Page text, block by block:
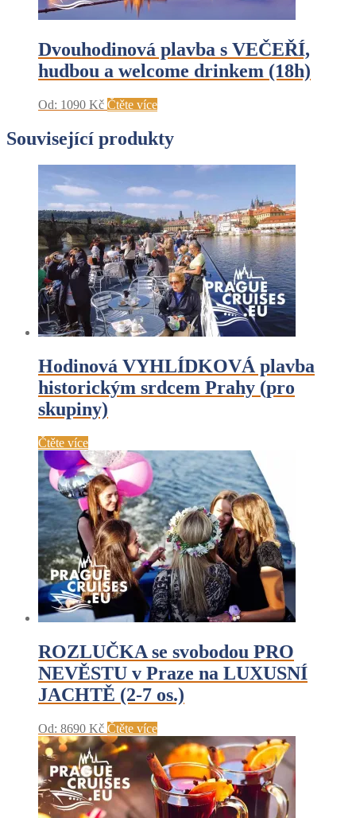
Dvouhodinová plavba s VEČEŘÍ,
hudbou a welcome drinkem (18h)
Od: 1090 Kč Čtěte více
Související produkty
Hodinová VYHLÍDKOVÁ plavba
historickým srdcem Prahy (pro
skupiny)
Čtěte více
ROZLUČKA se svobodou PRO
NEVĚSTU v Praze na LUXUSNÍ
JACHTĚ (2-7 os.)
Od: 8690 Kč Čtěte více